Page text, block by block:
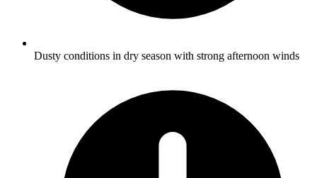
Dusty conditions in dry season with strong afternoon winds